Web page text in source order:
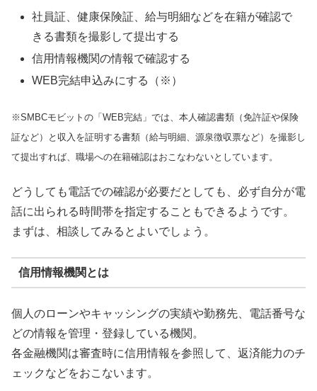
社員証、健康保険証、給与明細などを在籍が確認で
きる書類を撮影して提出する
信用情報機関の情報で確認する
WEB完結申込みにする（※）
※SMBCモビットの「WEB完結」では、本人確認書類（免許証や保険
証など）と収入を証明する書類（給与明細、源泉徴収票など）を撮影し
て提出すれば、職場への在籍確認はおこなわないとしています。
どうしても電話での確認が必要だとしても、必ず自分が電
話に出られる時間帯を指定することもできるようです。
まずは、相談してみるとよいでしょう。
信用情報機関とは
個人のローンやキャッシングの実績や勤務先、電話番号な
どの情報を管理・登録している機関。
各金融機関は審査時に信用情報を参照して、返済能力のチ
ェックなどをおこないます。